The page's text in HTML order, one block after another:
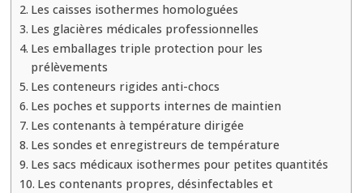
utilisés
pour
transport
de
sang
Lyon
sécurisé
Les caisses isothermes homologuées
Les glacières médicales professionnelles
Les emballages triple protection pour les
prélèvements
Les conteneurs rigides anti-chocs
Les poches et supports internes de maintien
Les contenants à température dirigée
Les sondes et enregistreurs de température
Les sacs médicaux isothermes pour petites quantités
Les contenants propres, désinfectables et